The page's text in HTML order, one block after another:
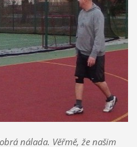
nálada. Věřmě, že našim